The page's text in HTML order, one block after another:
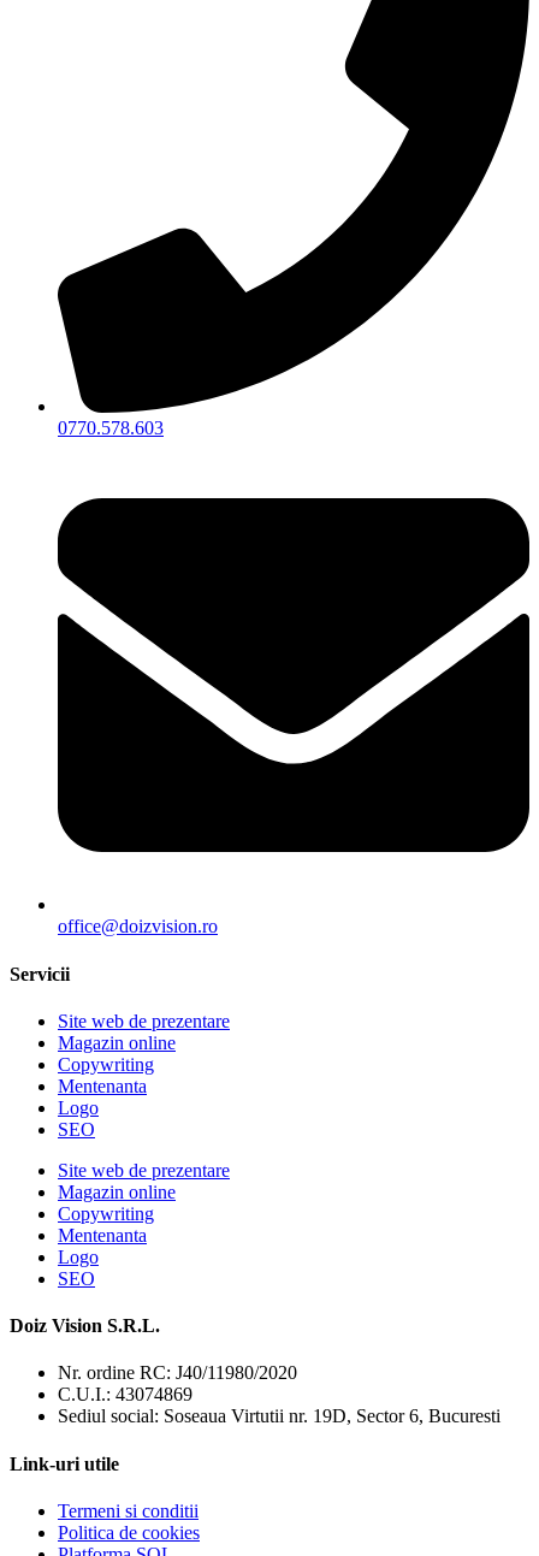
0770.578.603
office@doizvision.ro
Servicii
Site web de prezentare
Magazin online
Copywriting
Mentenanta
Logo
SEO
Site web de prezentare
Magazin online
Copywriting
Mentenanta
Logo
SEO
Doiz Vision S.R.L.
Nr. ordine RC: J40/11980/2020
C.U.I.: 43074869
Sediul social: Soseaua Virtutii nr. 19D, Sector 6, Bucuresti
Link-uri utile
Termeni si conditii
Politica de cookies